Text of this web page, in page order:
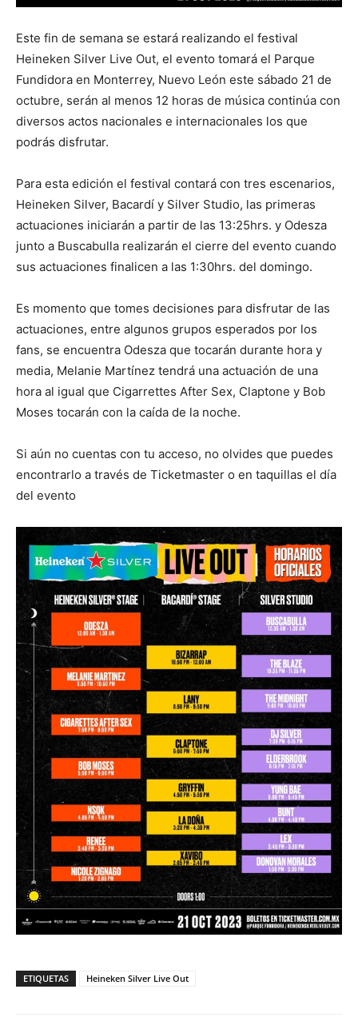
Este fin de semana se estará realizando el festival
Heineken Silver Live Out, el evento tomará el Parque
Fundidora en Monterrey, Nuevo León este sábado 21 de
octubre, serán al menos 12 horas de música continúa con
diversos actos nacionales e internacionales los que
podrás disfrutar.
Para esta edición el festival contará con tres escenarios,
Heineken Silver, Bacardí y Silver Studio, las primeras
actuaciones iniciarán a partir de las 13:25hrs. y Odesza
junto a Buscabulla realizarán el cierre del evento cuando
sus actuaciones finalicen a las 1:30hrs. del domingo.
Es momento que tomes decisiones para disfrutar de las
actuaciones, entre algunos grupos esperados por los
fans, se encuentra Odesza que tocarán durante hora y
media, Melanie Martínez tendrá una actuación de una
hora al igual que Cigarrettes After Sex, Claptone y Bob
Moses tocarán con la caída de la noche.
Si aún no cuentas con tu acceso, no olvides que puedes
encontrarlo a través de Ticketmaster o en taquillas el día
del evento
ETIQUETAS Heineken Silver Live Out